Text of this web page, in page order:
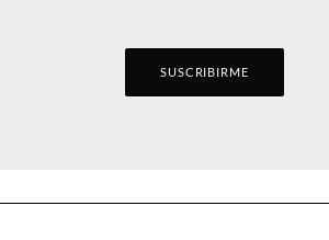
SUSCRIBIRME